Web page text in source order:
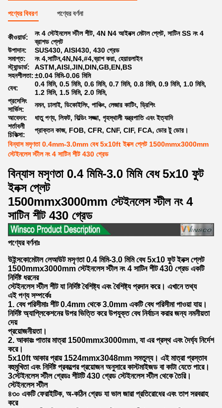
পণ্যের বিবরণ পণ্যের বর্ণনা
কীওয়ার্ড:
নং 4 স্টেইনলেস স্টীল শীট, 4N N4 আইনক্স মেটাল প্লেট, সাটিন SS নং 4
ব্রাশড প্লেট
উপাদান:
SUS430, AISI430, 430 গ্রেড
সমাপ্ত:
নং 4,সাটিন,4N,N4,#4,ব্রাশ করা, হেয়ারলাইন
স্ট্যান্ডার্ড:
ASTM,AISI,JIN,DIN,GB,EN,BS
সহনশীলতা:±0.04 মিমি-0.06 মিমি
বেধ:
0.4 মিমি, 0.5 মিমি, 0.6 মিমি, 0.7 মিমি, 0.8 মিমি, 0.9 মিমি, 1.0 মিমি,
1.2 মিমি, 1.5 মিমি, 2.0 মিমি,
প্রসেসিং
সার্ভিস:
নমন, ঢালাই, ডিকোইলিং, পাঞ্চিং, লেজার কাটিং, ড্রিপিং
আবেদন:
ধাতু পণ্য, লিফট, বিল্ডিং সজ্জা, গৃহস্থালী যন্ত্রপাতি এবং ইত্যাদি
শর্তাবলী
চিকিত্সা:
প্রাক্তন কাজ, FOB, CFR, CNF, CIF, FCA, ডোর টু ডোর।
বিন্যাস মসৃণতা 0.4mm-3.0mm বেধ 5x10ft ইনক্স প্লেট 1500mmx3000mm
স্টেইনলেস স্টীল নং 4 সাটিন শীট 430 গ্রেড
বিন্যাস মসৃণতা 0.4 মিমি-3.0 মিমি বেধ 5x10 ফুট
ইনক্স প্লেট
1500mmx3000mm স্টেইনলেস স্টীল নং 4
সাটিন শীট 430 গ্রেড
পণ্যের বর্ণনাঃ
উইন্সকোমেটাল লেআউট মসৃণতা 0.4 মিমি-3.0 মিমি বেধ 5x10 ফুট ইনক্স প্লেট
1500mmx3000mm স্টেইনলেস স্টীল নং 4 সাটিন শীট 430 গ্রেড একটি
নির্দিষ্ট ধরনের
স্টেইনলেস স্টীল শীট যা নির্দিষ্ট বৈশিষ্ট্য এবং বৈশিষ্ট্য প্রদান করে। এখানে তথ্য
এই পণ্য সম্পর্কেঃ
1. বেধ পরিসীমাঃ শীট 0.4mm থেকে 3.0mm একটি বেধ পরিসীমা পাওয়া যায়।
নির্দিষ্ট অ্যাপ্লিকেশনের উপর ভিত্তি করে উপযুক্ত বেধ নির্বাচন করার জন্য নমনীয়তা
দেয়
প্রয়োজনীয়তা।
2. আকারঃ পাতার মাত্রা 1500mmx3000mm, যা এর প্রস্থ এবং দৈর্ঘ্য নির্দেশ
করে।
5x10ft আকার প্রায় 1524mmx3048mm সমতুল্য। এই মাত্রা প্রস্তাব
বহুমুখিতা এবং নির্দিষ্ট প্রকল্পের প্রয়োজন অনুসারে কাস্টমাইজড বা কাটা যেতে পারে।
3স্টেইনলেস স্টীল গ্রেডঃ শীটটি 430 গ্রেড স্টেইনলেস স্টীল থেকে তৈরি।
স্টেইনলেস স্টীল
৪৩০ একটি ফেরাইটিক, অ-কঠিন গ্রেড যা ভাল জারা প্রতিরোধের এবং তাপ সরবরাহ
করে